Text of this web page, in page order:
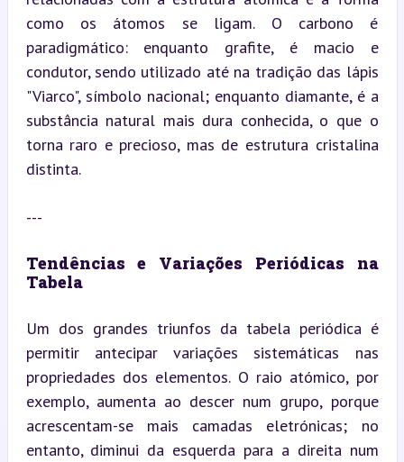
como os átomos se ligam. O carbono é
paradigmático: enquanto grafite, é macio e
condutor, sendo utilizado até na tradição das lápis
"Viarco", símbolo nacional; enquanto diamante, é a
substância natural mais dura conhecida, o que o
torna raro e precioso, mas de estrutura cristalina
distinta.
---
Tendências e Variações Periódicas na
Tabela
Um dos grandes triunfos da tabela periódica é
permitir antecipar variações sistemáticas nas
propriedades dos elementos. O raio atómico, por
exemplo, aumenta ao descer num grupo, porque
acrescentam-se mais camadas eletrónicas; no
entanto, diminui da esquerda para a direita num